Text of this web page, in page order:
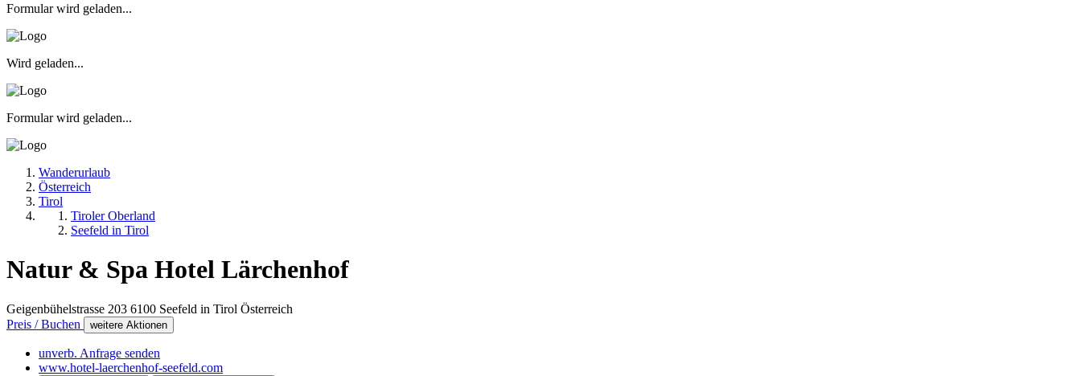
Formular wird geladen...
Wird geladen...
Formular wird geladen...
Wanderurlaub
Österreich
Tirol
Tiroler Oberland
Seefeld in Tirol
Natur & Spa Hotel Lärchenhof
Geigenbühelstrasse 203 6100 Seefeld in Tirol Österreich
Preis / Buchen
weitere Aktionen
unverb. Anfrage senden
www.hotel-laerchenhof-seefeld.com